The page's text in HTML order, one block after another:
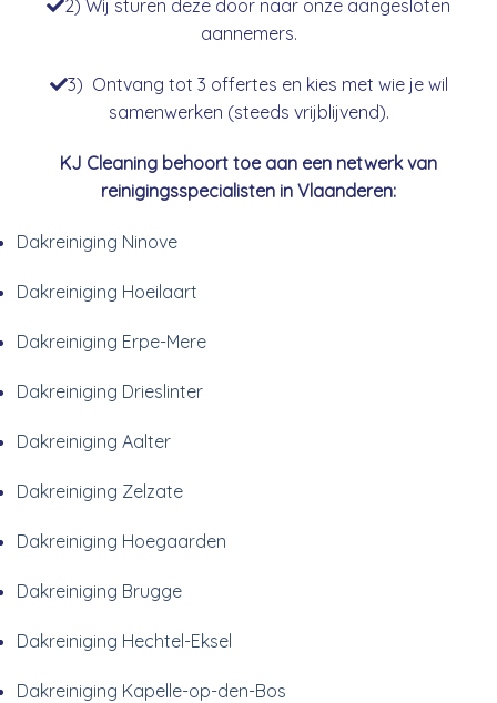
2) Wij sturen deze door naar onze aangesloten
aannemers.
3) Ontvang tot 3 offertes en kies met wie je wil
samenwerken (steeds vrijblijvend).
KJ Cleaning behoort toe aan een netwerk van
reinigingsspecialisten in Vlaanderen:
Dakreiniging Ninove
Dakreiniging Hoeilaart
Dakreiniging Erpe-Mere
Dakreiniging Drieslinter
Dakreiniging Aalter
Dakreiniging Zelzate
Dakreiniging Hoegaarden
Dakreiniging Brugge
Dakreiniging Hechtel-Eksel
Dakreiniging Kapelle-op-den-Bos